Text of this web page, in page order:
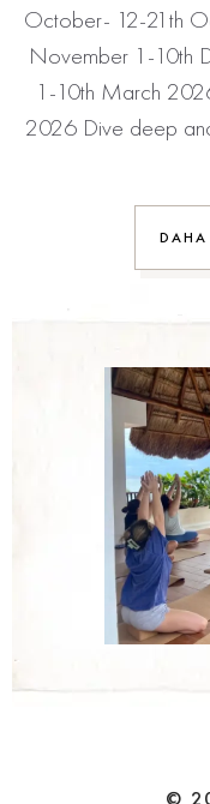
October- 12-21th
November 1-10th
1-10th March
2026 Dive deep
©